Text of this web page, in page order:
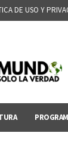
DE USO Y